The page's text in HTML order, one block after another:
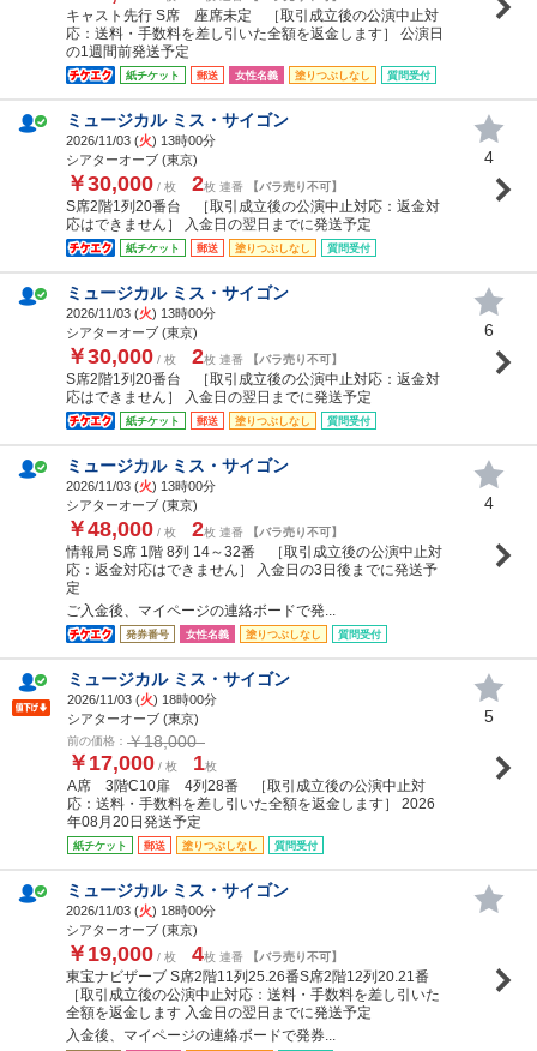
キャスト先行 S席 座席未定 ［取引成立後の公演中止対
応：送料・手数料を差し引いた全額を返金します］ 公演日
の1週間前発送予定
紙チケット 郵送 女性名義 塗りつぶしなし 質問受付
ミュージカル ミス・サイゴン
2026/11/03 (火) 13時00分
シアターオーブ (東京)
￥30,000 / 枚 2枚 連番 【バラ売り不可】
S席2階1列20番台 ［取引成立後の公演中止対応：返金対
応はできません］ 入金日の翌日までに発送予定
紙チケット 郵送 塗りつぶしなし 質問受付
4
ミュージカル ミス・サイゴン
2026/11/03 (火) 13時00分
シアターオーブ (東京)
￥30,000 / 枚 2枚 連番 【バラ売り不可】
S席2階1列20番台 ［取引成立後の公演中止対応：返金対
応はできません］ 入金日の翌日までに発送予定
紙チケット 郵送 塗りつぶしなし 質問受付
6
ミュージカル ミス・サイゴン
2026/11/03 (火) 13時00分
シアターオーブ (東京)
￥48,000 / 枚 2枚 連番 【バラ売り不可】
情報局 S席 1階 8列 14～32番 ［取引成立後の公演中止対
応：返金対応はできません］ 入金日の3日後までに発送予
定
ご入金後、マイページの連絡ボードで発...
発券番号 女性名義 塗りつぶしなし 質問受付
4
ミュージカル ミス・サイゴン
2026/11/03 (火) 18時00分
シアターオーブ (東京)
前の価格： ￥18,000
￥17,000 / 枚 1枚
A席 3階C10扉 4列28番 ［取引成立後の公演中止対
応：送料・手数料を差し引いた全額を返金します］ 2026
年08月20日発送予定
紙チケット 郵送 塗りつぶしなし 質問受付
5
ミュージカル ミス・サイゴン
2026/11/03 (火) 18時00分
シアターオーブ (東京)
￥19,000 / 枚 4枚 連番 【バラ売り不可】
東宝ナビザーブ S席2階11列25.26番S席2階12列20.21番
［取引成立後の公演中止対応：送料・手数料を差し引いた
全額を返金します 入金日の翌日までに発送予定
入金後、マイページの連絡ボードで発券...